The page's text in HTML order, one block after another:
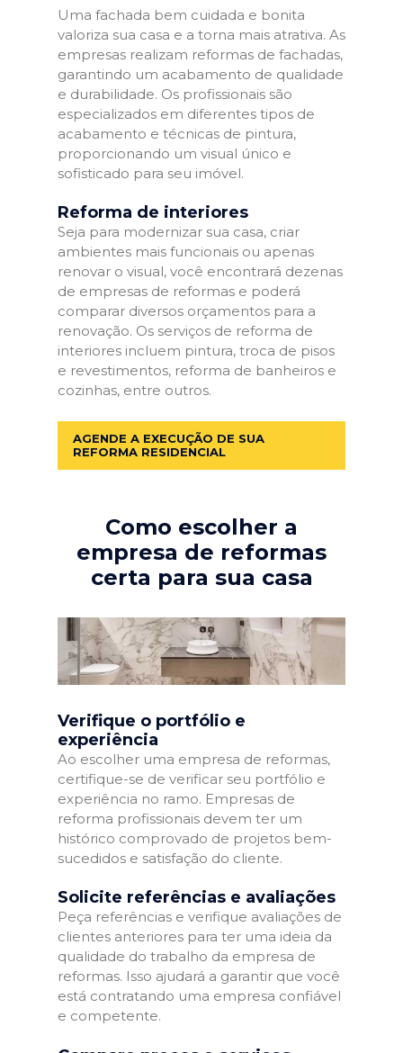
Uma fachada bem cuidada e bonita
valoriza sua casa e a torna mais atrativa. As
empresas realizam reformas de fachadas,
garantindo um acabamento de qualidade
e durabilidade. Os profissionais são
especializados em diferentes tipos de
acabamento e técnicas de pintura,
proporcionando um visual único e
sofisticado para seu imóvel.
Reforma de interiores
Seja para modernizar sua casa, criar
ambientes mais funcionais ou apenas
renovar o visual, você encontrará dezenas
de empresas de reformas e poderá
comparar diversos orçamentos para a
renovação. Os serviços de reforma de
interiores incluem pintura, troca de pisos
e revestimentos, reforma de banheiros e
cozinhas, entre outros.
AGENDE A EXECUÇÃO DE SUA
REFORMA RESIDENCIAL
Como escolher a
empresa de reformas
certa para sua casa
Verifique o portfólio e
experiência
Ao escolher uma empresa de reformas,
certifique-se de verificar seu portfólio e
experiência no ramo. Empresas de
reforma profissionais devem ter um
histórico comprovado de projetos bem-
sucedidos e satisfação do cliente.
Solicite referências e avaliações
Peça referências e verifique avaliações de
clientes anteriores para ter uma ideia da
qualidade do trabalho da empresa de
reformas. Isso ajudará a garantir que você
está contratando uma empresa confiável
e competente.